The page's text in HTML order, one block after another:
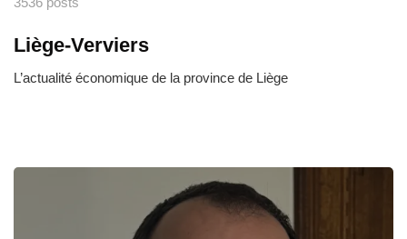
Liège-Verviers
L’actualité économique de la province de Liège